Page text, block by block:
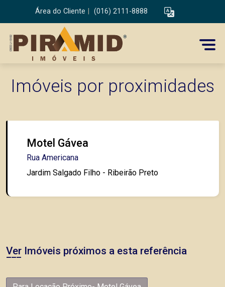
Área do Cliente (016) 2111-8888
Imóveis por proximidades
Motel Gávea
Rua Americana
Jardim Salgado Filho - Ribeirão Preto
Ver Imóveis próximos a esta referência